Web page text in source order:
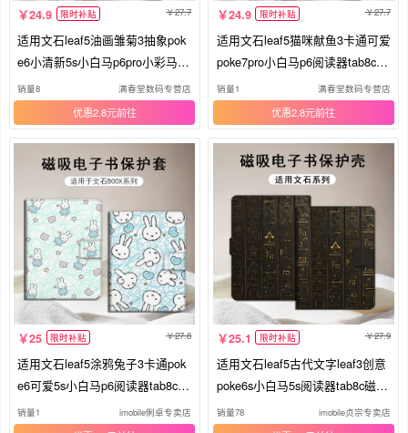
24.9 限时补贴 27.7
适用文石leaf5油画雏菊3抽象pok
e6小清新5s小白马p6pro小彩马阅
读器tab8c磁吸Note电子书BOOX
保护套电纸书壳
销量8 满春堂数码专营店
优惠2.8元
24.9 限时补贴 27.7
适用文石leaf5猫咪献鱼3卡通可爱
poke7pro小白马p6阅读器tab8c磁
吸NoteX6/5S/Air4C电子书BOOX
保护套电纸书壳
销量1 满春堂数码专营店
优惠2.8元
25 限时补贴 27.8
适用文石leaf5涂鸦兔子3卡通pok
e6可爱5s小白马p6阅读器tab8c磁
吸NoteX5S闺蜜Air4C电子书BOO
X保护套电纸书壳
销量1 imobile俐卓专卖店
25.1 限时补贴 27.9
适用文石leaf5古代文字leaf3创意
poke6s小白马5s阅读器tab8c磁吸
Note电子书保护套/BOOX/Page
电纸书x5s保护壳
销量78 imobile贞宗专卖店